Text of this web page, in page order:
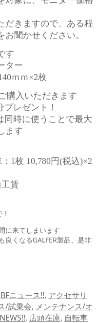
だきますので、ある程
聞かせください。
す
ター
ｍｍ×2枚
購入いただきます
レゼント！
同時に使うことで最大
ます
1枚 10,780円(税込)×2
賃
に来てしまいます
良くなるGALFER製品、是非
ニュース!!, アクセサリ
/試乗会, メンテナンス/オ
, 店頭在庫, 自転車